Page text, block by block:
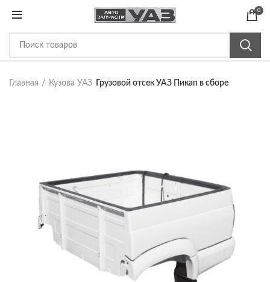
0
Главная Кузова УАЗ Грузовой отсек УАЗ Пикап в сборе